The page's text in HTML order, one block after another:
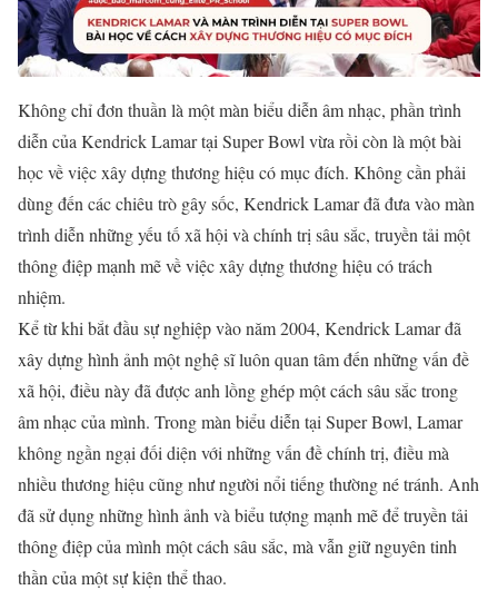
Không chỉ đơn thuần là một màn biểu diễn âm nhạc, phần trình
diễn của Kendrick Lamar tại Super Bowl vừa rồi còn là một bài
học về việc xây dựng thương hiệu có mục đích. Không cần phải
dùng đến các chiêu trò gây sốc, Kendrick Lamar đã đưa vào màn
trình diễn những yếu tố xã hội và chính trị sâu sắc, truyền tải một
thông điệp mạnh mẽ về việc xây dựng thương hiệu có trách
nhiệm.
Kể từ khi bắt đầu sự nghiệp vào năm 2004, Kendrick Lamar đã
xây dựng hình ảnh một nghệ sĩ luôn quan tâm đến những vấn đề
xã hội, điều này đã được anh lồng ghép một cách sâu sắc trong
âm nhạc của mình. Trong màn biểu diễn tại Super Bowl, Lamar
không ngần ngại đối diện với những vấn đề chính trị, điều mà
nhiều thương hiệu cũng như người nổi tiếng thường né tránh. Anh
đã sử dụng những hình ảnh và biểu tượng mạnh mẽ để truyền tải
thông điệp của mình một cách sâu sắc, mà vẫn giữ nguyên tinh
thần của một sự kiện thể thao.